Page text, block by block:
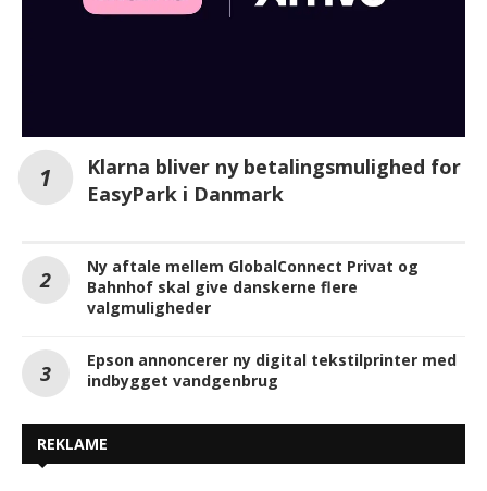
Klarna bliver ny betalingsmulighed for
EasyPark i Danmark
Ny aftale mellem GlobalConnect Privat og
Bahnhof skal give danskerne flere
valgmuligheder
Epson annoncerer ny digital tekstilprinter med
indbygget vandgenbrug
REKLAME